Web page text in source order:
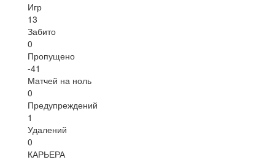
Игр
13
Забито
0
Пропущено
-41
Матчей на ноль
0
Предупреждений
1
Удалений
0
КАРЬЕРА